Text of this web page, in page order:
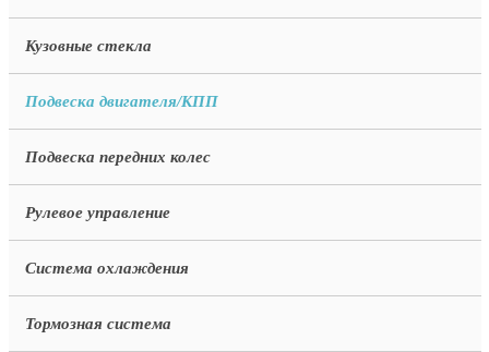
Кузовные стекла
Подвеска двигателя/КПП
Подвеска передних колес
Рулевое управление
Система охлаждения
Тормозная система